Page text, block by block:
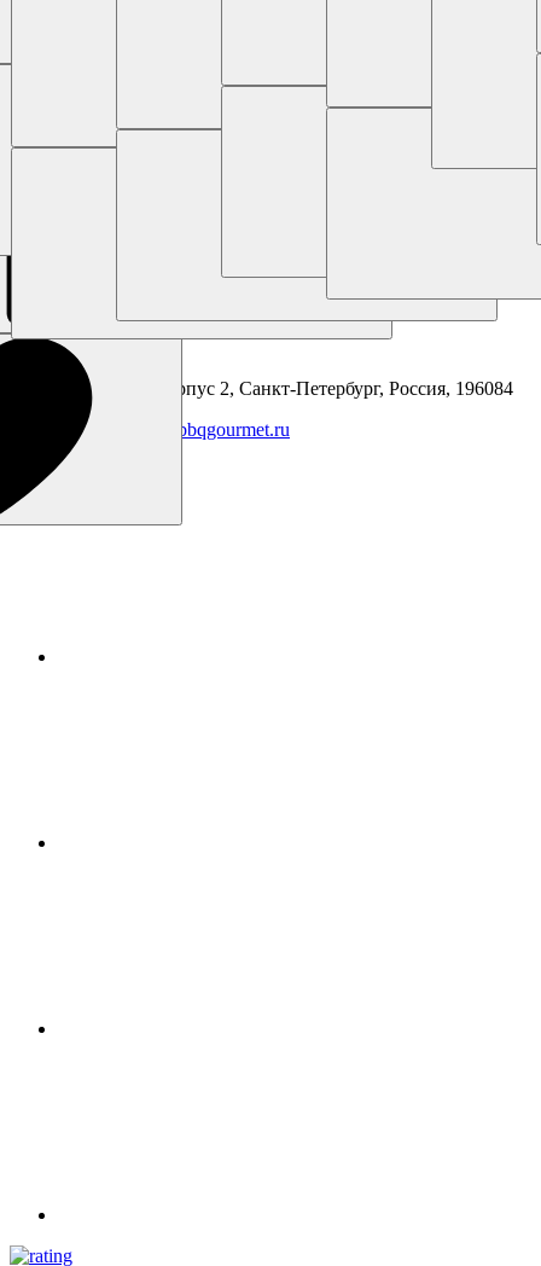
Щипцы из нержавеющей стали Napoleon
Адрес магазина
Заставская ул., 11 корпус 2, Санкт-Петербург, Россия, 196084
Написать нам
info@bbqgourmet.ru
Мы в сети: